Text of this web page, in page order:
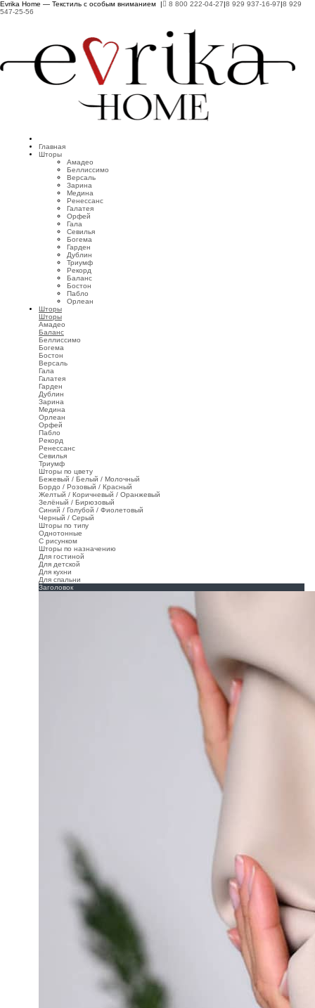
Evrika Home — Текстиль с особым вниманием | 8 800 222-04-27|8 929 937-16-97|8 929
547-25-56
Главная
Шторы
Амадео
Беллиссимо
Версаль
Зарина
Медина
Ренессанс
Галатея
Орфей
Гала
Севилья
Богема
Гарден
Дублин
Триумф
Рекорд
Баланс
Бостон
Пабло
Орлеан
Шторы
Шторы
Амадео
Баланс
Беллиссимо
Богема
Бостон
Версаль
Гала
Галатея
Гарден
Дублин
Зарина
Медина
Орлеан
Орфей
Пабло
Рекорд
Ренессанс
Севилья
Триумф
Шторы по цвету
Бежевый / Белый / Молочный
Бордо / Розовый / Красный
Желтый / Коричневый / Оранжевый
Зелёный / Бирюзовый
Синий / Голубой / Фиолетовый
Черный / Серый
Шторы по типу
Однотонные
С рисунком
Шторы по назначению
Для гостиной
Для детской
Для кухни
Для спальни
Заголовок